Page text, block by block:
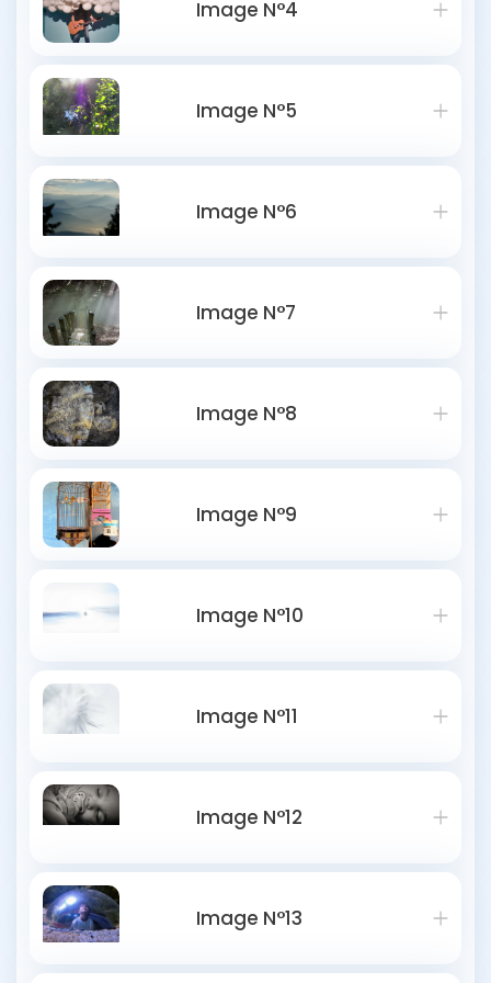
Image N°4
Image N°5
Image N°6
Image N°7
Image N°8
Image N°9
Image N°10
Image N°11
Image N°12
Image N°13